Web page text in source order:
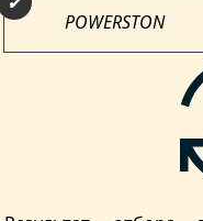
POWERSTON